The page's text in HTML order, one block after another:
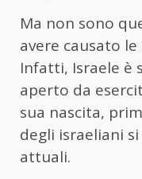
Ma non sono
avere causato
Infatti, Israele è
aperto da
sua nascita,
degli israeliani
attuali.